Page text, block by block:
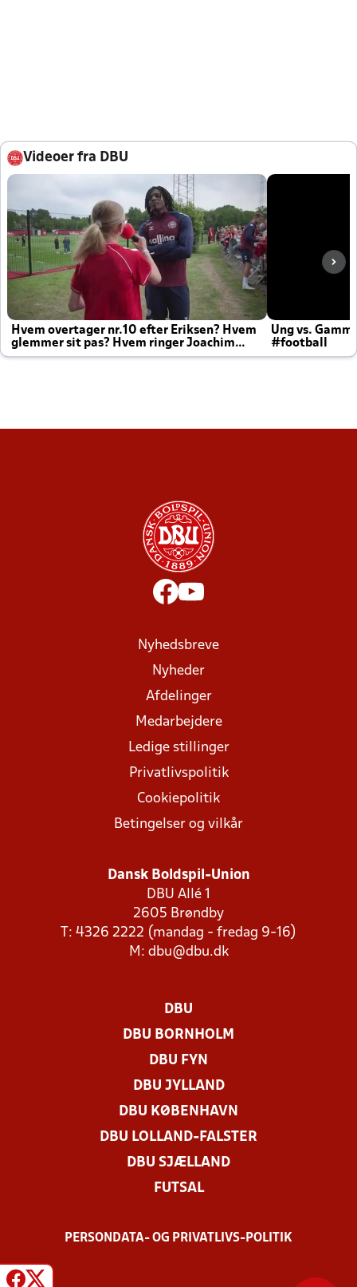
Videoer fra DBU
Hvem overtager nr.10 efter Eriksen? Hvem
glemmer sit pas? Hvem ringer Joachim
altid til efter kampe?
Ung vs.
#football
Nyhedsbreve
Nyheder
Afdelinger
Medarbejdere
Ledige stillinger
Privatlivspolitik
Cookiepolitik
Betingelser og vilkår
Dansk Boldspil-Union
DBU Allé 1
2605 Brøndby
T: 4326 2222 (mandag - fredag 9-16)
M: dbu@dbu.dk
DBU
DBU BORNHOLM
DBU FYN
DBU JYLLAND
DBU KØBENHAVN
DBU LOLLAND-FALSTER
DBU SJÆLLAND
FUTSAL
PERSONDATA- OG PRIVATLIVS-POLITIK